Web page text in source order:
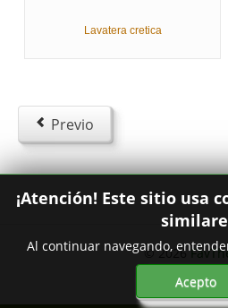
Lavatera cretica
Previo
© 2026
¡Atención! Este sitio usa
Al continuar navegando,
Acepto